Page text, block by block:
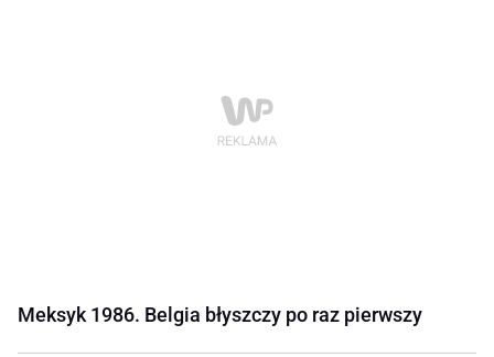
Meksyk 1986. Belgia błyszczy po raz pierwszy